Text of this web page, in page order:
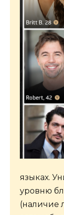
языках.
уровню
(наличие